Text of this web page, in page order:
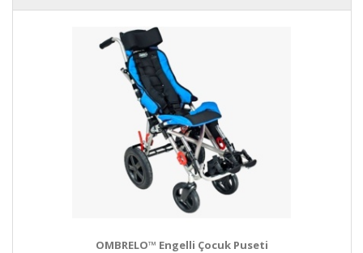
OMBRELO™ Engelli Çocuk Puseti